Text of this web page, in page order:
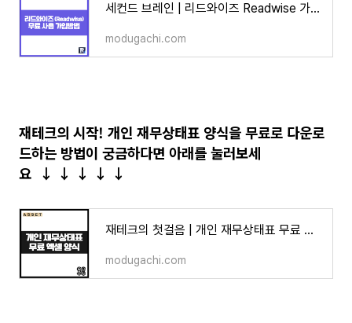
세컨드 브레인 | 리드와이즈 Readwise 가입 방법 2달 무료 사용법
modugachi.com
재테크의 시작! 개인 재무상태표 양식을 무료로 다운로
드하는 방법이 궁금하다면 아래를 눌러보세
요 ↓ ↓ ↓ ↓ ↓
재테크의 첫걸음 | 개인 재무상태표 무료 엑셀 양식으로 자산 관리 시작하기
modugachi.com